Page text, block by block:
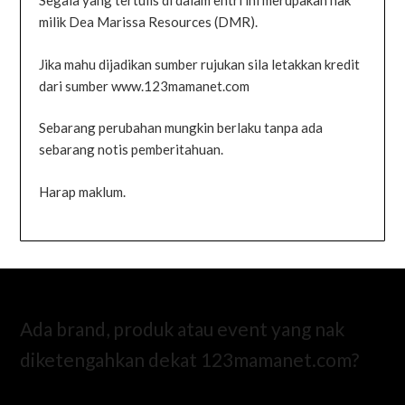
milik Dea Marissa Resources (DMR).
Jika mahu dijadikan sumber rujukan sila letakkan kredit
dari sumber www.123mamanet.com
Sebarang perubahan mungkin berlaku tanpa ada
sebarang notis pemberitahuan.
Harap maklum.
Ada brand, produk atau event yang nak
diketengahkan dekat 123mamanet.com?